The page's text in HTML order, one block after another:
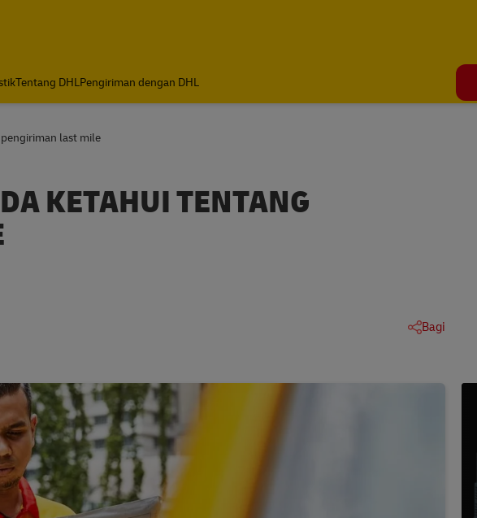
Tentang DHLPengiriman dengan DHL
last mile
KETAHUI TENTANG
Bagi